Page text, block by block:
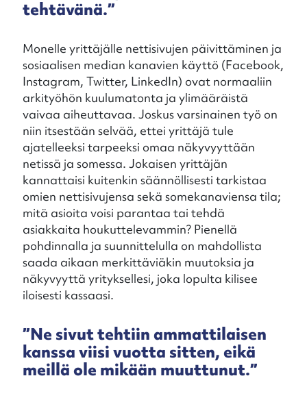
tehtävänä.”
Monelle yrittäjälle nettisivujen päivittäminen ja
sosiaalisen median kanavien käyttö (Facebook,
Instagram, Twitter, LinkedIn) ovat normaaliin
arkityöhön kuulumatonta ja ylimääräistä
vaivaa aiheuttavaa. Joskus varsinainen työ on
niin itsestään selvää, ettei yrittäjä tule
ajatelleeksi tarpeeksi omaa näkyvyyttään
netissä ja somessa. Jokaisen yrittäjän
kannattaisi kuitenkin säännöllisesti tarkistaa
omien nettisivujensa sekä somekanaviensa tila;
mitä asioita voisi parantaa tai tehdä
asiakkaita houkuttelevammin? Pienellä
pohdinnalla ja suunnittelulla on mahdollista
saada aikaan merkittäviäkin muutoksia ja
näkyvyyttä yrityksellesi, joka lopulta kilisee
iloisesti kassaasi.
”Ne sivut tehtiin ammattilaisen
kanssa viisi vuotta sitten, eikä
meillä ole mikään muuttunut.”